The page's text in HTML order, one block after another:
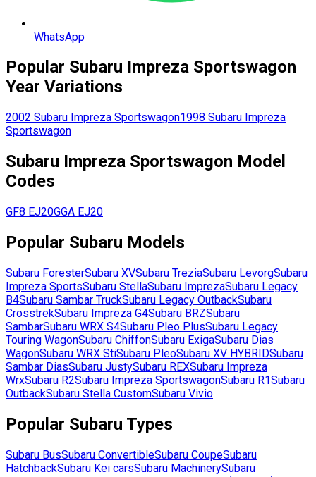
WhatsApp
Popular Subaru Impreza Sportswagon
Year Variations
2002 Subaru Impreza Sportswagon1998 Subaru Impreza
Sportswagon
Subaru Impreza Sportswagon Model
Codes
GF8 EJ20GGA EJ20
Popular Subaru Models
Subaru ForesterSubaru XVSubaru TreziaSubaru LevorgSubaru
Impreza SportsSubaru StellaSubaru ImprezaSubaru Legacy
B4Subaru Sambar TruckSubaru Legacy OutbackSubaru
CrosstrekSubaru Impreza G4Subaru BRZSubaru
SambarSubaru WRX S4Subaru Pleo PlusSubaru Legacy
Touring WagonSubaru ChiffonSubaru ExigaSubaru Dias
WagonSubaru WRX StiSubaru PleoSubaru XV HYBRIDSubaru
Sambar DiasSubaru JustySubaru REXSubaru Impreza
WrxSubaru R2Subaru Impreza SportswagonSubaru R1Subaru
OutbackSubaru Stella CustomSubaru Vivio
Popular Subaru Types
Subaru BusSubaru ConvertibleSubaru CoupeSubaru
HatchbackSubaru Kei carsSubaru MachinerySubaru